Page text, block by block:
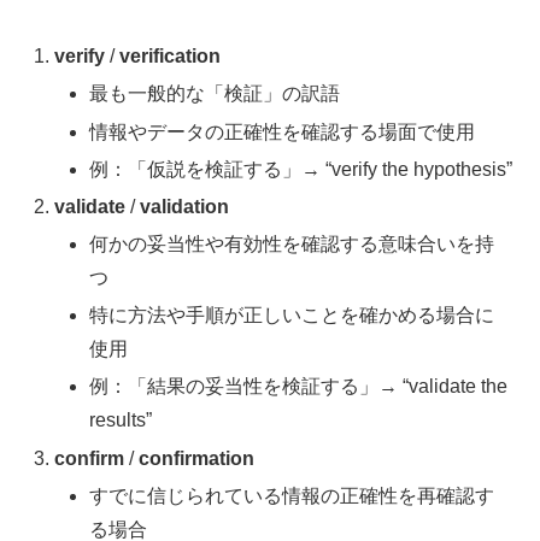
verify /verification
最も一般的な「検証」の訳語
情報やデータの正確性を確認する場面で使用
例：「仮説を検証する」→ “verify the hypothesis”
validate /validation
何かの妥当性や有効性を確認する意味合いを持
つ
特に方法や手順が正しいことを確かめる場合に
使用
例：「結果の妥当性を検証する」→ “validate the
results”
confirm /confirmation
すでに信じられている情報の正確性を再確認す
る場合